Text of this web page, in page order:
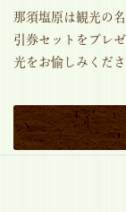
那須塩原は観光の
引券セットをプレ
光をお愉しみくださ